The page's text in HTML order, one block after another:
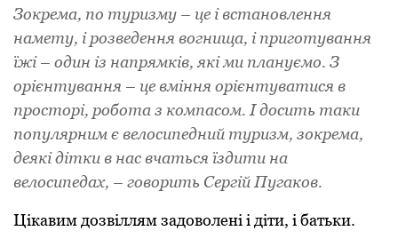
Зокрема, по туризму – це і встановлення
намету, і розведення вогнища, і приготування
їжі – один із напрямків, які ми плануємо. З
орієнтування – це вміння орієнтуватися в
просторі, робота з компасом. І досить таки
популярним є велосипедний туризм, зокрема,
деякі дітки в нас вчаться їздити на
велосипедах, – говорить Сергій Пугаков.
Цікавим дозвіллям задоволені і діти, і батьки.